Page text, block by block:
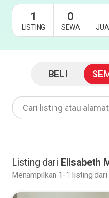
1
LISTING
0
SEWA
BELI
Listing dari Elisabeth
Menampilkan 1-1 listing dari